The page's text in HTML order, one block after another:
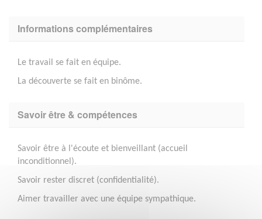
Informations complémentaires
Le travail se fait en équipe.
La découverte se fait en binôme.
Savoir être & compétences
Savoir être à l'écoute et bienveillant (accueil
inconditionnel).
Savoir rester discret (confidentialité).
Aimer travailler avec une équipe sympathique.